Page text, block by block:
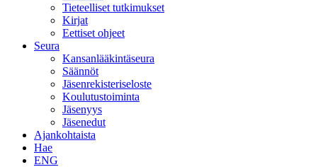
Tieteelliset tutkimukset
Kirjat
Eettiset ohjeet
Seura
Kansanlääkintäseura
Säännöt
Jäsenrekisteriseloste
Koulutustoiminta
Jäsenyys
Jäsenedut
Ajankohtaista
Hae
ENG